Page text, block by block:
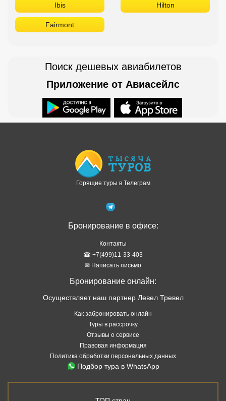
Ibis Hilton
Fairmont
Поиск дешевых авиабилетов
Приложение от Авиасейлс
Горящие туры в Телеграм
Бронирование в офисе:
Контакты
☎ +7(499)11-33-403
✉ Написать письмо
Бронирование онлайн:
Осуществляет наш партнер Левел Тревел
Как забронировать онлайн
Туры в рассрочку
Отзывы о сервисе
Правовая информация
Политика обработки персональных данных
Подбор тура в WhatsApp